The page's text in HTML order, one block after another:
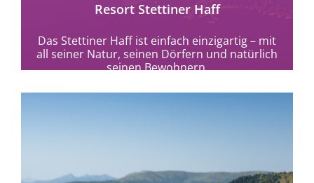
Resort Stettiner Haff
Das Stettiner Haff ist einfach einzigartig – mit
all seiner Natur, seinen Dörfern und natürlich
seinen Bewohnern.